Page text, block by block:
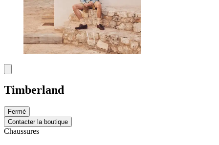
Timberland
Fermé
Contacter la boutique
Chaussures